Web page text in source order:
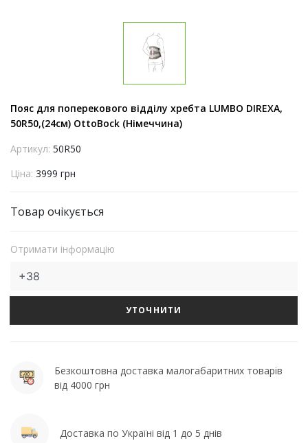
Пояс для поперекового відділу хребта LUMBO DIREXA,
50R50,(24см) OttoBock (Німеччина)
Артикул: 50R50
Ціна: 3999 грн
Товар очікується
Отримати інформацію
УТОЧНИТИ
Безкоштовна доставка малогабаритних товарів
від 4000 грн
Доставка по Україні від 1 до 5 днів